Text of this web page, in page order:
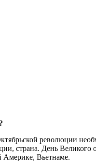
революции
страна. День
Америке, Вьетнаме.